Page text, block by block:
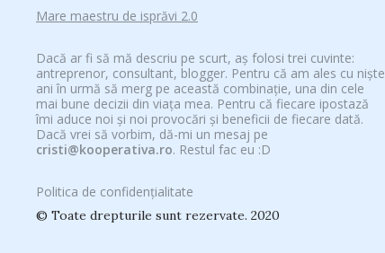
Mare maestru de isprăvi 2.0
Dacă ar fi să mă descriu pe scurt, aș folosi trei cuvinte:
antreprenor, consultant, blogger. Pentru că am ales cu niște
ani în urmă să merg pe această combinație, una din cele
mai bune decizii din viața mea. Pentru că fiecare ipostază
îmi aduce noi și noi provocări și beneficii de fiecare dată.
Dacă vrei să vorbim, dă-mi un mesaj pe
cristi@kooperativa.ro. Restul fac eu :D
Politica de confidențialitate
© Toate drepturile sunt rezervate. 2020